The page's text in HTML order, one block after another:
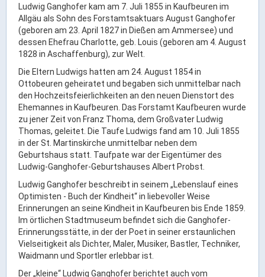
Ortsrecht & Bekanntmachungen
Bauleitplanung & Stadtentwicklung
Stellenangebote
Haushaltsplan
Wahlen
Stadt & Freizeit
Bildung & Erziehung
Familie & Gleichstellung
Stadtgeschichte & -teile
Freizeiteinrichtungen
Partnerstädte
Veranstaltungsräume
Ludwig Ganghofer kam am 7. Juli 1855 in Kaufbeuren im
Allgäu als Sohn des Forstamtsaktuars August Ganghofer
(geboren am 23. April 1827 in Dießen am Ammersee) und
dessen Ehefrau Charlotte, geb. Louis (geboren am 4. August
1828 in Aschaffenburg), zur Welt.
Die Eltern Ludwigs hatten am 24. August 1854 in
Ottobeuren geheiratet und begaben sich unmittelbar nach
den Hochzeitsfeierlichkeiten an den neuen Dienstort des
Ehemannes in Kaufbeuren. Das Forstamt Kaufbeuren wurde
zu jener Zeit von Franz Thoma, dem Großvater Ludwig
Thomas, geleitet. Die Taufe Ludwigs fand am 10. Juli 1855
in der St. Martinskirche unmittelbar neben dem
Geburtshaus statt. Taufpate war der Eigentümer des
Ludwig-Ganghofer-Geburtshauses Albert Probst.
Ludwig Ganghofer beschreibt in seinem „Lebenslauf eines
Optimisten - Buch der Kindheit“ in liebevoller Weise
Erinnerungen an seine Kindheit in Kaufbeuren bis Ende 1859.
Im örtlichen Stadtmuseum befindet sich die Ganghofer-
Erinnerungsstätte, in der der Poet in seiner erstaunlichen
Vielseitigkeit als Dichter, Maler, Musiker, Bastler, Techniker,
Waidmann und Sportler erlebbar ist.
Der „kleine“ Ludwig Ganghofer berichtet auch vom